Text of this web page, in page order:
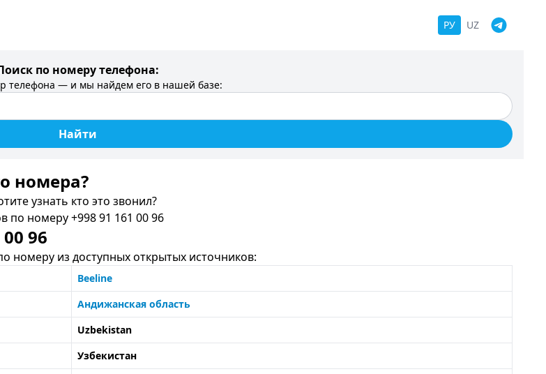
РУ UZ
по номеру телефона:
телефона — и мы найдем его в нашей базе:
Найти
номера?
узнать кто это звонил?
номеру +998 91 161 00 96
96
номеру из доступных открытых источников:
Beeline
Андижанская область
Uzbekistan
Узбекистан